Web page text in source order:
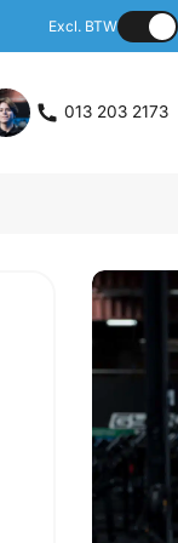
Excl. BTW
013 203 2173